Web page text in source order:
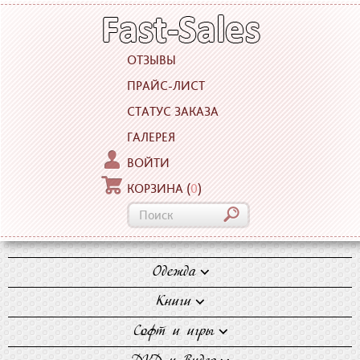
ОТЗЫВЫ
ПРАЙС-ЛИСТ
СТАТУС ЗАКАЗА
ГАЛЕРЕЯ
ВОЙТИ
КОРЗИНА(0)
Одежда
Блузки
Джинсы
Майки
Книги
Художественная
литература
Софт и игры